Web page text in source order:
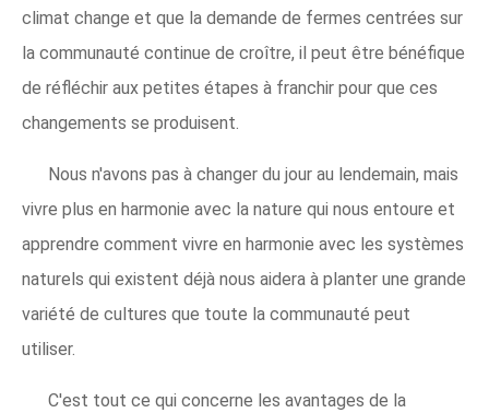
climat change et que la demande de fermes centrées sur
la communauté continue de croître, il peut être bénéfique
de réfléchir aux petites étapes à franchir pour que ces
changements se produisent.
Nous n'avons pas à changer du jour au lendemain, mais
vivre plus en harmonie avec la nature qui nous entoure et
apprendre comment vivre en harmonie avec les systèmes
naturels qui existent déjà nous aidera à planter une grande
variété de cultures que toute la communauté peut
utiliser.
C'est tout ce qui concerne les avantages de la